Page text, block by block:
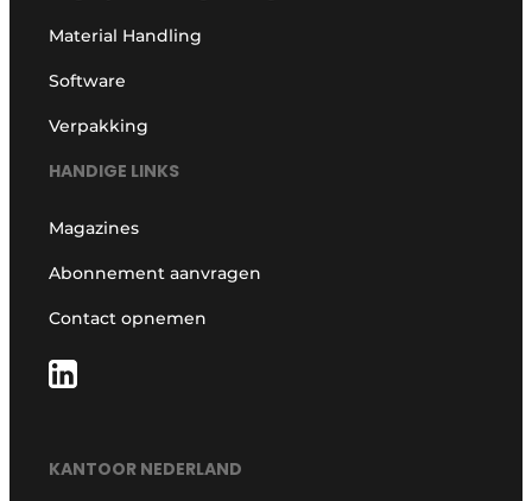
Material Handling
Software
Verpakking
HANDIGE LINKS
Magazines
Abonnement aanvragen
Contact opnemen
KANTOOR NEDERLAND